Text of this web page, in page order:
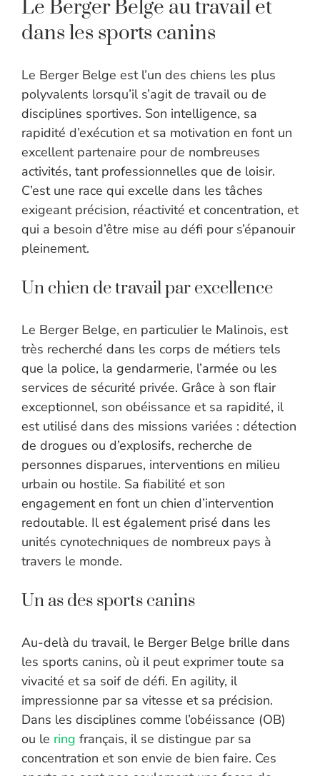
Le Berger Belge au travail et
dans les sports canins
Le Berger Belge est l’un des chiens les plus
polyvalents lorsqu’il s’agit de travail ou de
disciplines sportives. Son intelligence, sa
rapidité d’exécution et sa motivation en font un
excellent partenaire pour de nombreuses
activités, tant professionnelles que de loisir.
C’est une race qui excelle dans les tâches
exigeant précision, réactivité et concentration, et
qui a besoin d’être mise au défi pour s’épanouir
pleinement.
Un chien de travail par excellence
Le Berger Belge, en particulier le Malinois, est
très recherché dans les corps de métiers tels
que la police, la gendarmerie, l’armée ou les
services de sécurité privée. Grâce à son flair
exceptionnel, son obéissance et sa rapidité, il
est utilisé dans des missions variées : détection
de drogues ou d’explosifs, recherche de
personnes disparues, interventions en milieu
urbain ou hostile. Sa fiabilité et son
engagement en font un chien d’intervention
redoutable. Il est également prisé dans les
unités cynotechniques de nombreux pays à
travers le monde.
Un as des sports canins
Au-delà du travail, le Berger Belge brille dans
les sports canins, où il peut exprimer toute sa
vivacité et sa soif de défi. En agility, il
impressionne par sa vitesse et sa précision.
Dans les disciplines comme l’obéissance (OB)
ou le ring français, il se distingue par sa
concentration et son envie de bien faire. Ces